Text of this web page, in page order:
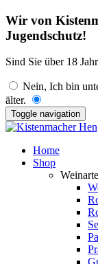
Wir von
Jugendschutz!
Sind Sie über 18
Nein, Ich bin
älter.
Toggle navigation
Home
Shop